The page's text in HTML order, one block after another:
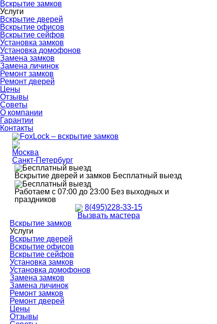
Вскрытие замков
Услуги
Вскрытие дверей
Вскрытие офисов
Вскрытие сейфов
Установка замков
Установка домофонов
Замена замков
Замена личинок
Ремонт замков
Ремонт дверей
Цены
Отзывы
Советы
О компании
Гарантии
Контакты
Москва
Санкт-Петербург
Вскрытие дверей и замков Бесплатный выезд
Работаем с 07:00 до 23:00 Без выходных и
праздников
8(495)228-33-15
Вызвать мастера
Вскрытие замков
Услуги
Вскрытие дверей
Вскрытие офисов
Вскрытие сейфов
Установка замков
Установка домофонов
Замена замков
Замена личинок
Ремонт замков
Ремонт дверей
Цены
Отзывы